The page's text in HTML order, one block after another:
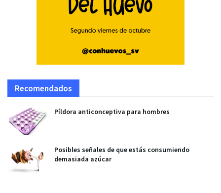
Recomendados
Píldora anticonceptiva para hombres
Posibles señales de que estás consumiendo
demasiada azúcar